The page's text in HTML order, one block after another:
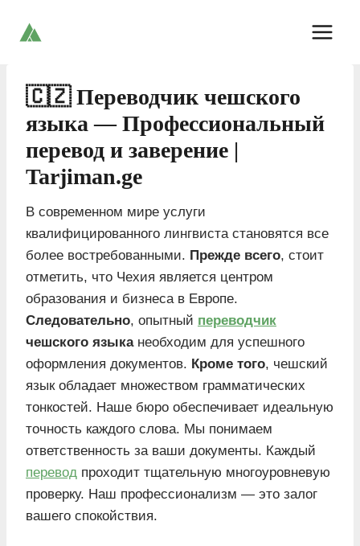
🇨🇿 Переводчик чешского
языка — Профессиональный
перевод и заверение |
Tarjiman.ge
В современном мире услуги
квалифицированного лингвиста становятся все
более востребованными. Прежде всего, стоит
отметить, что Чехия является центром
образования и бизнеса в Европе.
Следовательно, опытный переводчик
чешского языканеобходим для успешного
оформления документов. Кроме того, чешский
язык обладает множеством грамматических
тонкостей. Наше бюро обеспечивает идеальную
точность каждого слова. Мы понимаем
ответственность за ваши документы. Каждый
перевод проходит тщательную многоуровневую
проверку. Наш профессионализм — это залог
вашего спокойствия.